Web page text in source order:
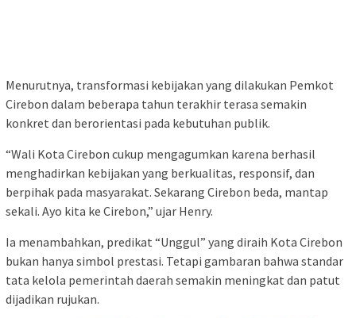
Menurutnya, transformasi kebijakan yang dilakukan Pemkot
Cirebon dalam beberapa tahun terakhir terasa semakin
konkret dan berorientasi pada kebutuhan publik.
“Wali Kota Cirebon cukup mengagumkan karena berhasil
menghadirkan kebijakan yang berkualitas, responsif, dan
berpihak pada masyarakat. Sekarang Cirebon beda, mantap
sekali. Ayo kita ke Cirebon,” ujar Henry.
Ia menambahkan, predikat “Unggul” yang diraih Kota Cirebon
bukan hanya simbol prestasi. Tetapi gambaran bahwa standar
tata kelola pemerintah daerah semakin meningkat dan patut
dijadikan rujukan.